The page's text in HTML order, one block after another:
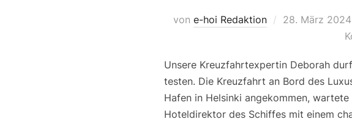
von e-hoi Redaktion 28. März 2024
Unsere Kreuzfahrtexpertin Deborah
testen. Die Kreuzfahrt an Bord des
Hafen in Helsinki angekommen,
Hoteldirektor des Schiffes mit einem